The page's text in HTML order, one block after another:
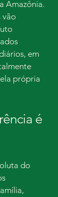
Amazônia.
vão
em
própria
é
do